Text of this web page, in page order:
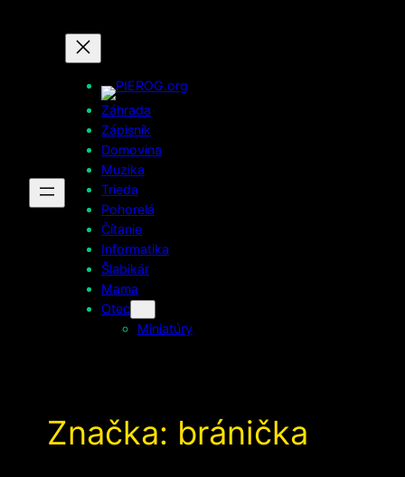
Záhrada
Zápisník
Domovina
Muzika
Trieda
Pohorelá
Čítanie
Informatika
Šlabikár
Mama
Otec
Miniatúry
Značka: bránička